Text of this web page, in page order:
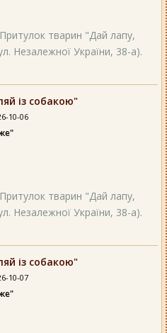
тварин "Дай лапу,
Незалежної України, 38-а).
із собакою"
10-06
тварин "Дай лапу,
Незалежної України, 38-а).
із собакою"
10-07